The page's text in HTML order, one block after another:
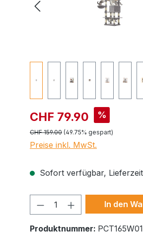
CHF 79.90 %
CHF 159.00 (49.75% gespart)
Preise inkl. MwSt.
Sofort verfügbar,
Produkt Anzahl:
In den
Produktnummer: